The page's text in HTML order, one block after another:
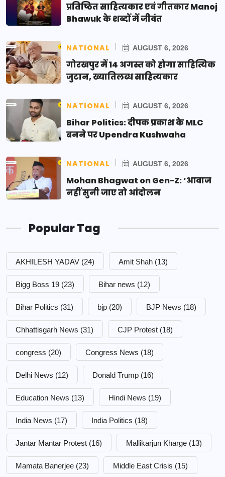
प्रतिष्ठित साहित्यकार एवं गीतकार Manoj
Bhawuk के शब्दों में जीवंत
NATIONAL AUGUST 6, 2026
गोरखपुर में 14 अगस्त को होगा साहित्यिक
जुटान, ख्यातिलब्ध साहित्यकार
NATIONAL AUGUST 6, 2026
Bihar Politics: दीपक प्रकाश के MLC
बनने पर Upendra Kushwaha
NATIONAL AUGUST 6, 2026
Mohan Bhagwat on Gen-Z: ‘आवाज
नहीं सुनी जाए तो आंदोलन
Popular Tag
AKHILESH YADAV (24) Amit Shah (13)
Bigg Boss 19 (23) Bihar news (12)
Bihar Politics (31) bjp (20) BJP News (18)
Chhattisgarh News (31) CJP Protest (18)
congress (20) Congress News (18)
Delhi News (12) Donald Trump (16)
Education News (13) Hindi News (19)
India News (17) India Politics (18)
Jantar Mantar Protest (16) Mallikarjun Kharge (13)
Mamata Banerjee (23) Middle East Crisis (15)